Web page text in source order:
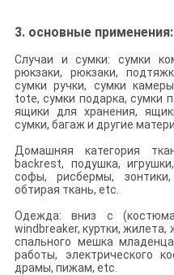
3.основные применения:
Случаи и сумки: сумки
рюкзаки, рюкзаки,
сумки ручки, сумки
tote, сумки подарка, сумки
ящики для хранения,
сумки, багаж и другие
Домашняя категория
backrest, подушка,
софы, рисбермы,
обтирая ткань, etc.
Одежда: вниз с (костюма
windbreaker, куртки,
спального мешка
работы, электрического
драмы, пижам, etc.